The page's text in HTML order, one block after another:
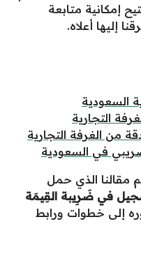
إمكانية متابعة
إليها أعلاه.
السعودية
التجارية
من الغرفة التجارية
في السعودية
مقالنا الذي حمل
في ضَرِيبة القِيمَة
إلى خطوات ورابط